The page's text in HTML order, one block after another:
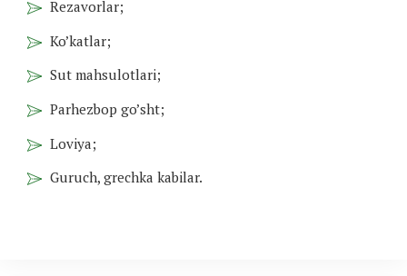
Rezavorlar;
Ko’katlar;
Sut mahsulotlari;
Parhezbop go’sht;
Loviya;
Guruch, grechka kabilar.